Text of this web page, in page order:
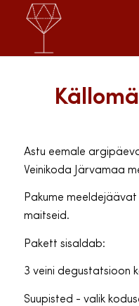
Astu eemale
Veinikoda Järvamaa
Pakume
maitseid.
Pakett sisaldab:
3 veini degustatsioon
Suupisted - valik